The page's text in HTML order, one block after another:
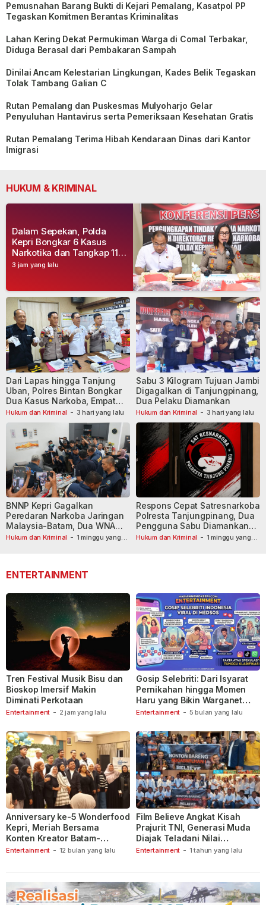
Pemusnahan Barang Bukti di Kejari Pemalang, Kasatpol PP
Tegaskan Komitmen Berantas Kriminalitas
Lahan Kering Dekat Permukiman Warga di Comal Terbakar,
Diduga Berasal dari Pembakaran Sampah
Dinilai Ancam Kelestarian Lingkungan, Kades Belik Tegaskan
Tolak Tambang Galian C
Rutan Pemalang dan Puskesmas Mulyoharjo Gelar
Penyuluhan Hantavirus serta Pemeriksaan Kesehatan Gratis
Rutan Pemalang Terima Hibah Kendaraan Dinas dari Kantor
Imigrasi
HUKUM & KRIMINAL
3 jam yang lalu
Dalam Sepekan, Polda
Kepri Bongkar 6 Kasus
Narkotika dan Tangkap 11
Tersangka
Hukum dan Kriminal - 3 hari yang lalu
Dari Lapas hingga Tanjung
Uban, Polres Bintan Bongkar
Dua Kasus Narkoba, Empat
Tersangka Dibekuk
Hukum dan Kriminal - 3 hari yang lalu
Sabu 3 Kilogram Tujuan Jambi
Digagalkan di Tanjungpinang,
Dua Pelaku Diamankan
Hukum dan Kriminal - 1 minggu yang
BNNP Kepri Gagalkan
Peredaran Narkoba Jaringan
Malaysia-Batam, Dua WNA
Masih Diburu
Hukum dan Kriminal - 1 minggu yang
Respons Cepat Satresnarkoba
Polresta Tanjungpinang, Dua
Pengguna Sabu Diamankan
Usai Dilaporkan ke Call Center
ENTERTAINMENT
Entertainment - 2 jam yang lalu
Tren Festival Musik Bisu dan
Bioskop Imersif Makin
Diminati Perkotaan
Entertainment - 5 bulan yang lalu
Gosip Selebriti: Dari Isyarat
Pernikahan hingga Momen
Haru yang Bikin Warganet
Berspekulasi
Entertainment - 12 bulan yang lalu
Anniversary ke-5 Wonderfood
Kepri, Meriah Bersama
Konten Kreator Batam-
Tanjungpinang
Entertainment - 1 tahun yang lalu
Film Believe Angkat Kisah
Prajurit TNI, Generasi Muda
Diajak Teladani Nilai
Keberanian